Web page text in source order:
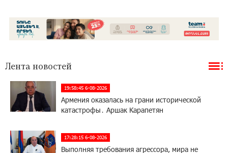
Лента новостей
19:58:45 6-08-2026
Армения оказалась на грани исторической
катастрофы․ Аршак Карапетян
17:28:15 6-08-2026
Выполняя требования агрессора, мира не